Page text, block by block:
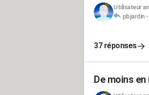
Utilisateur
pbjardin-
37 réponses
De moins